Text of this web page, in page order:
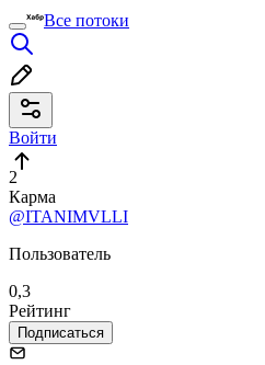
Все потоки
Войти
2
Карма
@ITANIMVLLI
Пользователь
0,3
Рейтинг
Подписаться